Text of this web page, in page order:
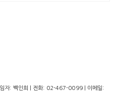
임자: 백인희 | 전화: 02-467-0099 | 이메일: